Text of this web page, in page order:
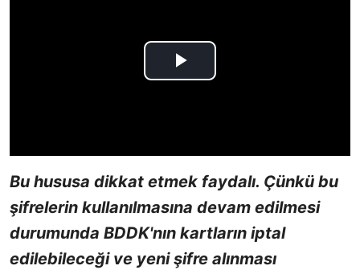
Bu hususa dikkat etmek faydalı. Çünkü bu
şifrelerin kullanılmasına devam edilmesi
durumunda BDDK'nın kartların iptal
edilebileceği ve yeni şifre alınması